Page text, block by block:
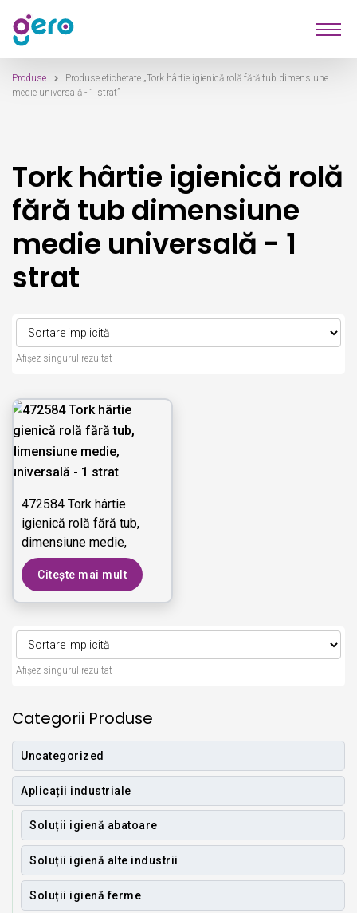
Sari
la
navigare
Sari
la
conținut
Produse
Furnizori
Contact
Produse
Produse etichetate „Tork hârtie igienică rolă fără tub dimensiune
medie universală - 1 strat”
Tork hârtie igienică rolă
fără tub dimensiune
medie universală - 1
strat
Afișez singurul rezultat
472584 Tork hârtie
igienică rolă fără tub,
dimensiune medie,
universală - 1 strat
Citește mai mult
Afișez singurul rezultat
Categorii Produse
Uncategorized
Aplicații industriale
Soluții igienă abatoare
Soluții igienă alte industrii
Soluții igienă ferme